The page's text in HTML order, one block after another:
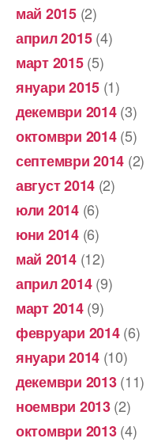
май 2015(2)
април 2015(4)
март 2015(5)
януари 2015 (1)
декември 2014(3)
октомври 2014(5)
септември 2014 (2)
август 2014 (2)
юли 2014(6)
юни 2014(6)
май 2014(12)
април 2014(9)
март 2014(9)
февруари 2014(6)
януари 2014 (10)
декември 2013(11)
ноември 2013(2)
октомври 2013(4)